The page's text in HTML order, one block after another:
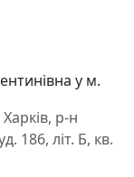
у м.
р-н
186, літ. Б, кв.